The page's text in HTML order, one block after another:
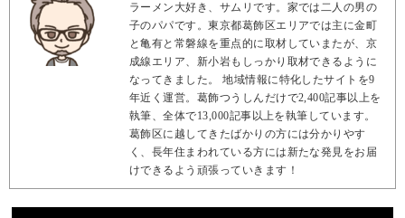
ラーメン大好き、サムリです。家では二人の男の
子のパパです。東京都葛飾区エリアでは主に金町
と亀有と常磐線を重点的に取材していまたが、京
成線エリア、新小岩もしっかり取材できるように
なってきました。 地域情報に特化したサイトを9
年近く運営。葛飾つうしんだけで2,400記事以上を
執筆、全体で13,000記事以上を執筆しています。
葛飾区に越してきたばかりの方には分かりやす
く、長年住まわれている方には新たな発見をお届
けできるよう頑張っていきます！